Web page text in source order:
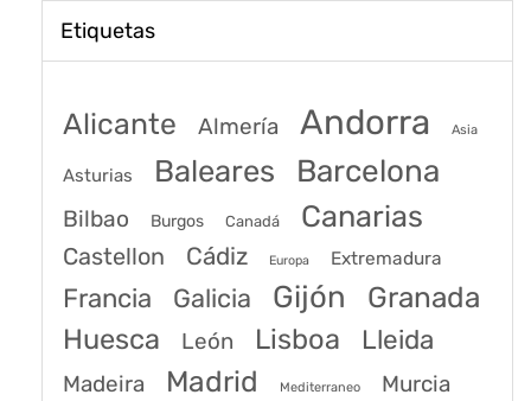
Etiquetas
Alicante Almería Andorra Asia
Asturias Baleares Barcelona
Bilbao Burgos Canadá Canarias
Castellon Cádiz Europa Extremadura
Francia Galicia Gijón Granada
Huesca León Lisboa Lleida
Madeira Madrid Mediterraneo Murcia